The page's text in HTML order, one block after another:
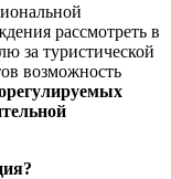
рассмотреть в
за туристической
возможность